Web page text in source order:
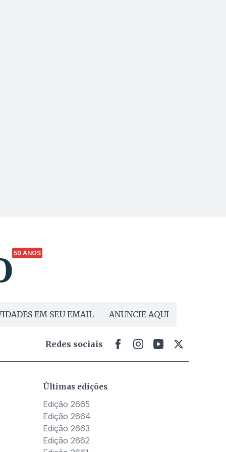
50 ANOS
EM SEU EMAIL ANUNCIE AQUI
Redes sociais
Últimas edições
Edição 2665
Edição 2664
Edição 2663
Edição 2662